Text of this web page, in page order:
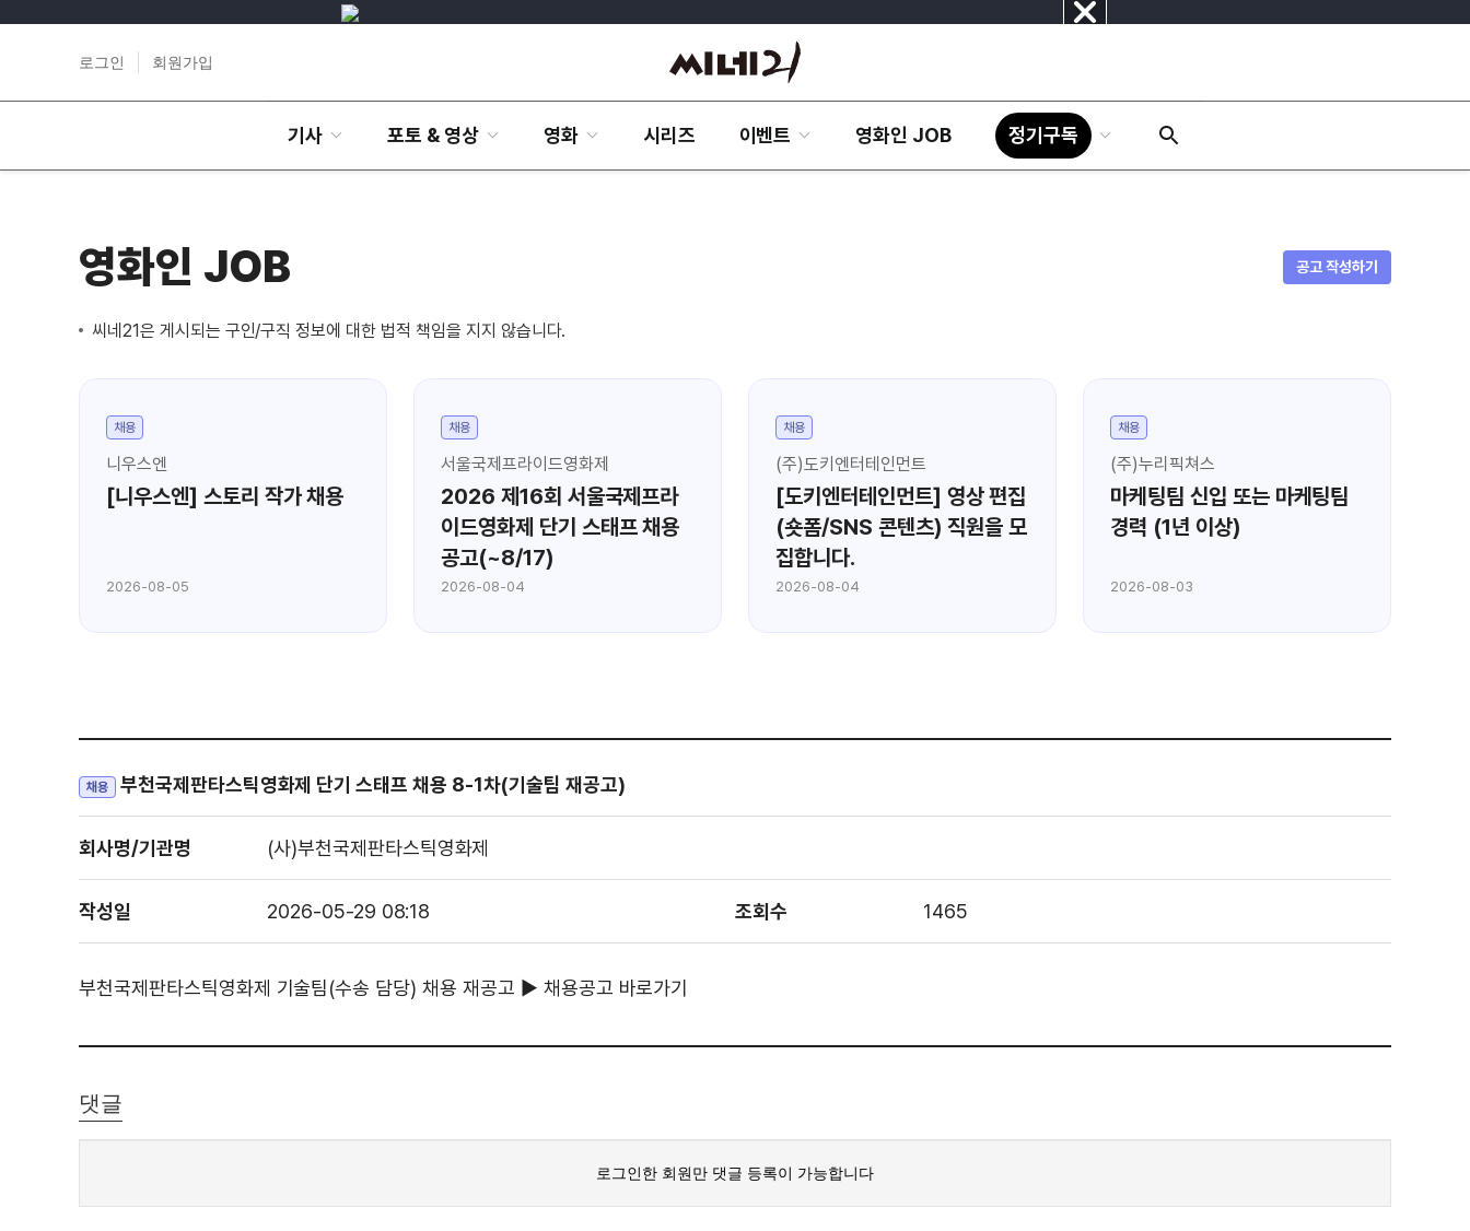
닫
로그인 회원가입
기사 포토 & 영상 영화 시리즈 이벤트 영화인 JOB 정기구독
영화인 JOB 공고 작성하기
씨네21은 게시되는 구인/구직 정보에 대한 법적 책임을 지지 않습니다.
채용
니우스엔
[니우스엔] 스토리 작가 채용
2026-08-05
채용
서울국제프라이드영화제
2026 제16회 서울국제프라
이드영화제 단기 스태프 채용
공고(~8/17)
2026-08-04
채용
(주)도키엔터테인먼트
[도키엔터테인먼트] 영상 편집
(숏폼/SNS 콘텐츠) 직원을 모
집합니다.
2026-08-04
채용
(주)누리픽쳐스
마케팅팀 신입 또는 마케팅팀
경력 (1년 이상)
2026-08-03
채용 부천국제판타스틱영화제 단기 스태프 채용 8-1차(기술팀 재공고)
회사명/기관명 (사)부천국제판타스틱영화제
작성일 2026-05-29 08:18 조회수 1465
부천국제판타스틱영화제 기술팀(수송 담당) 채용 재공고 ▶ 채용공고 바로가기